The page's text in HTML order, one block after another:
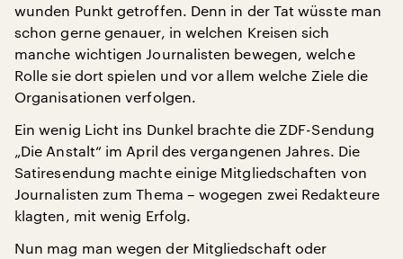
wunden Punkt getroffen. Denn in der Tat wüsste man
schon gerne genauer, in welchen Kreisen sich
manche wichtigen Journalisten bewegen, welche
Rolle sie dort spielen und vor allem welche Ziele die
Organisationen verfolgen.
Ein wenig Licht ins Dunkel brachte die ZDF-Sendung
„Die Anstalt“ im April des vergangenen Jahres. Die
Satiresendung machte einige Mitgliedschaften von
Journalisten zum Thema – wogegen zwei Redakteure
klagten, mit wenig Erfolg.
Nun mag man wegen der Mitgliedschaft oder